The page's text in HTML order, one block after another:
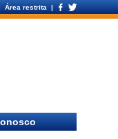
Área restrita |